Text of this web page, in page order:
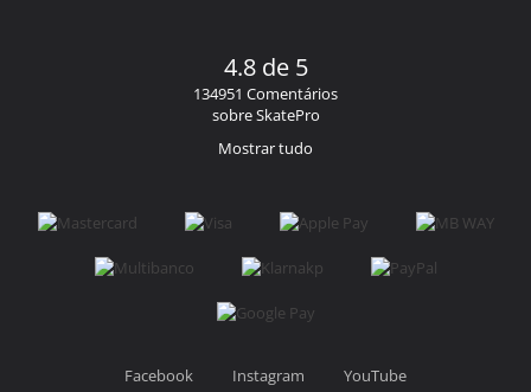
4.8 de 5
134951 Comentários
sobre SkatePro
Mostrar tudo
Facebook Instagram YouTube